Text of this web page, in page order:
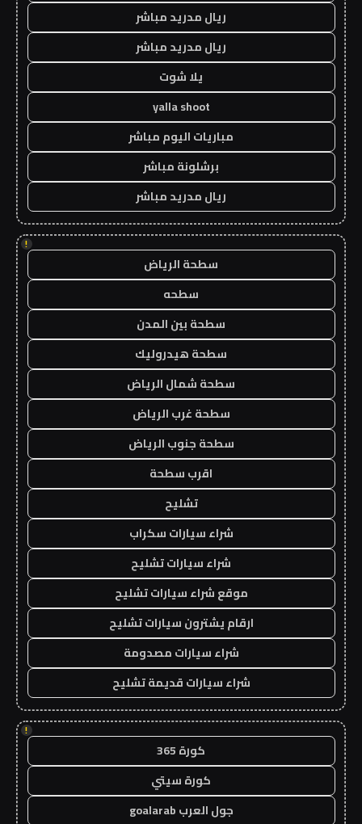
ريال مدريد مباشر
ريال مدريد مباشر
يلا شوت
yalla shoot
مباريات اليوم مباشر
برشلونة مباشر
ريال مدريد مباشر
!
سطحة الرياض
سطحه
سطحة بين المدن
سطحة هيدروليك
سطحة شمال الرياض
سطحة غرب الرياض
سطحة جنوب الرياض
اقرب سطحة
تشليح
شراء سيارات سكراب
شراء سيارات تشليح
موقع شراء سيارات تشليح
ارقام يشترون سيارات تشليح
شراء سيارات مصدومة
شراء سيارات قديمة تشليح
!
كورة 365
كورة سيتي
جول العرب goalarab